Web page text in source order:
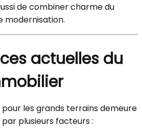
de combiner charme du
modernisation.
actuelles du
pour les grands terrains demeure
plusieurs facteurs :